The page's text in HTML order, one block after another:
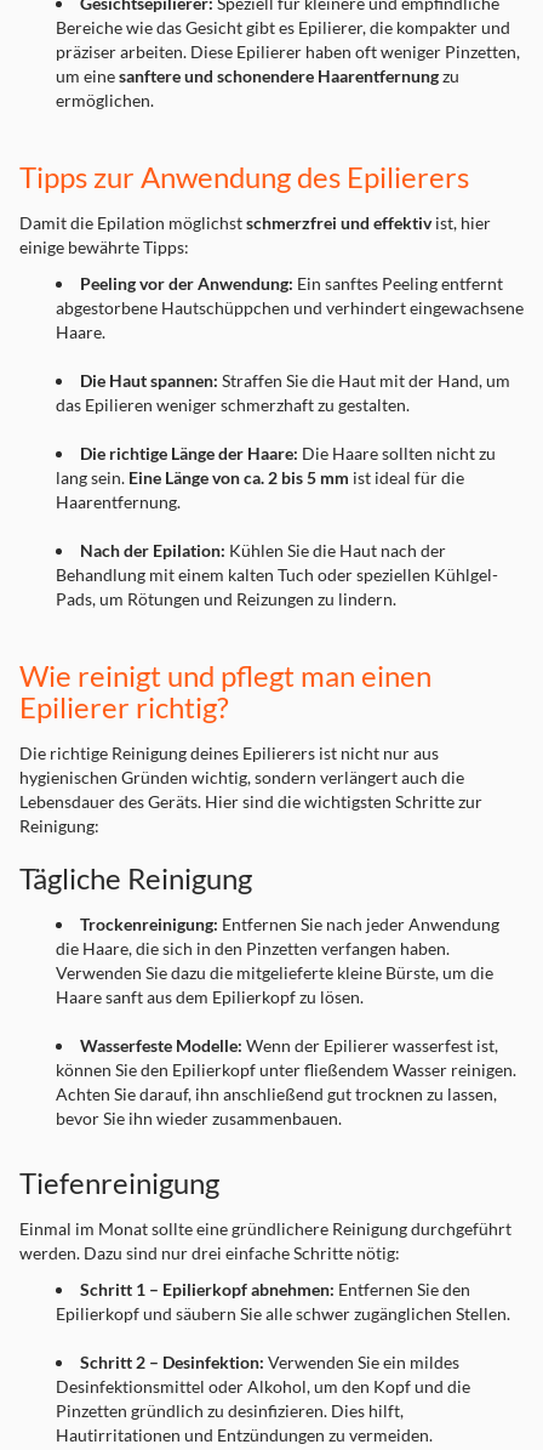
Bereiche wie das Gesicht gibt es Epilierer, die kompakter und
präziser arbeiten. Diese Epilierer haben oft weniger Pinzetten,
um einesanftere und schonendere Haarentfernungzu
ermöglichen.
Tipps zur Anwendung des Epilierers
Damit die Epilation möglichstschmerzfrei und effektivist, hier
einige bewährte Tipps:
Peeling vor der Anwendung: Ein sanftes Peeling entfernt
abgestorbene Hautschüppchen und verhindert eingewachsene
Haare.
Die Haut spannen: Straffen Sie die Haut mit der Hand, um
das Epilieren weniger schmerzhaft zu gestalten.
Die richtige Länge der Haare: Die Haare sollten nicht zu
lang sein. Eine Länge von ca. 2 bis 5 mm ist ideal für die
Haarentfernung.
Nach der Epilation: Kühlen Sie die Haut nach der
Behandlung mit einem kalten Tuch oder speziellen Kühlgel-
Pads, um Rötungen und Reizungen zu lindern.
Wie reinigt und pflegt man einen
Epilierer richtig?
Die richtige Reinigung deines Epilierers ist nicht nur aus
hygienischen Gründen wichtig, sondern verlängert auch die
Lebensdauer des Geräts. Hier sind die wichtigsten Schritte zur
Reinigung:
Tägliche Reinigung
Trockenreinigung: Entfernen Sie nach jeder Anwendung
die Haare, die sich in den Pinzetten verfangen haben.
Verwenden Sie dazu die mitgelieferte kleine Bürste, um die
Haare sanft aus dem Epilierkopf zu lösen.
Wasserfeste Modelle: Wenn der Epilierer wasserfest ist,
können Sie den Epilierkopf unter fließendem Wasser reinigen.
Achten Sie darauf, ihn anschließend gut trocknen zu lassen,
bevor Sie ihn wieder zusammenbauen.
Tiefenreinigung
Einmal im Monat sollte eine gründlichere Reinigung durchgeführt
werden. Dazu sind nur drei einfache Schritte nötig:
Schritt 1 – Epilierkopf abnehmen: Entfernen Sie den
Epilierkopf und säubern Sie alle schwer zugänglichen Stellen.
Schritt 2 – Desinfektion: Verwenden Sie ein mildes
Desinfektionsmittel oder Alkohol, um den Kopf und die
Pinzetten gründlich zu desinfizieren. Dies hilft,
Hautirritationen und Entzündungen zu vermeiden.